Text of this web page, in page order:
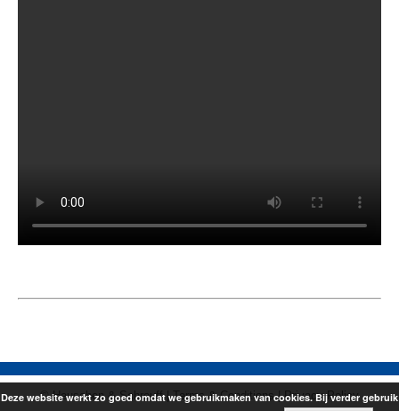
© Heuschen & Schrouff |Terms & Conditions|Privacy Policy
Deze website werkt zo goed omdat we gebruikmaken van cookies. Bij verder gebruik